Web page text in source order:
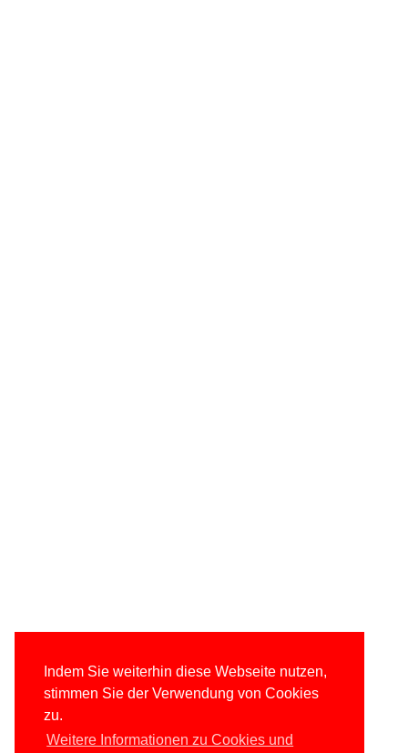
Indem Sie weiterhin diese Webseite nutzen,
stimmen Sie der Verwendung von Cookies
zu.
Weitere Informationen zu Cookies und